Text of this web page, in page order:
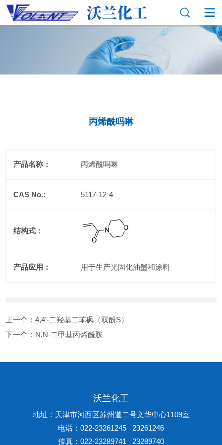
丙烯酰吗啉
产品名称： 丙烯酰吗啉
CAS No.: 5117-12-4
结构式：
产品应用： 用于生产光固化油墨和涂料
上一个：4,4’-二羟基二苯砜（双酚S）
下一个： N,N-二甲基丙烯酰胺
沃兰化工
地址：天津市河西区苏州道二号文华中心1109室
电话：022-23261245 23261246
传真：022-23289741 23289740